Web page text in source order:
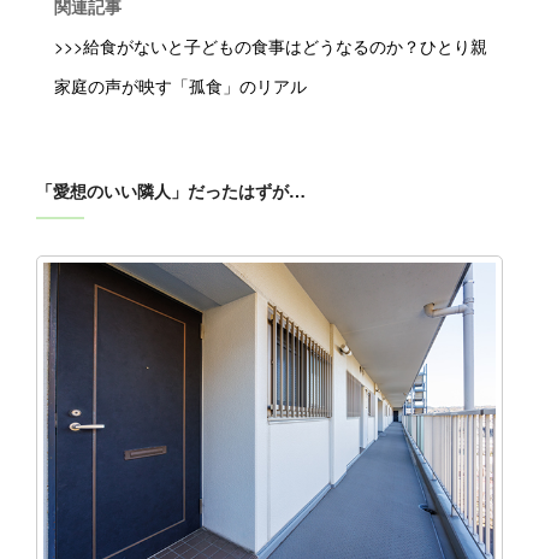
関連記事
>>>給食がないと子どもの食事はどうなるのか？ひとり親
家庭の声が映す「孤食」のリアル
「愛想のいい隣人」だったはずが…